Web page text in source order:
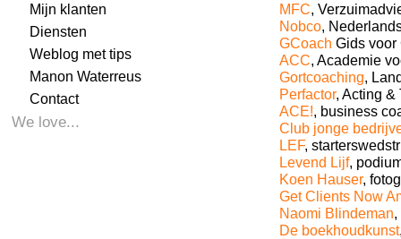
Mijn klanten
Diensten
Weblog met tips
Manon Waterreus
Contact
We love...
MFC,
Nobco,
GCoach Gids voor
ACC, Academie
Gortcoaching,
Perfactor, Acting &
ACE!, business
Club jonge
LEF,
Levend Lijf,
Koen Hauser,
Get Clients Now
Naomi Blindeman
De boekhoudkunst